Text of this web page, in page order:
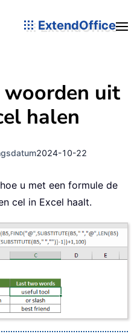
ExtendOffice
uit
halen
2024-10-22
u met een formule de
cel in Excel haalt.